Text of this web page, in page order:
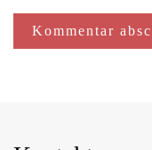
Kommentar